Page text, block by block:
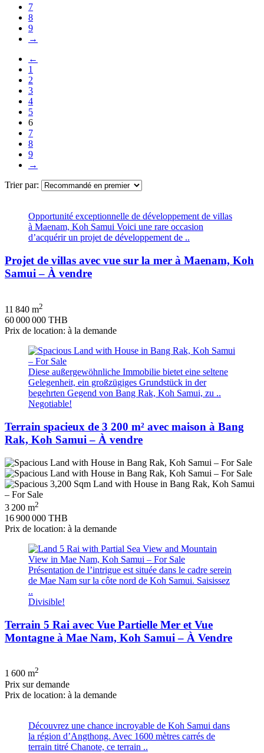
7
8
9
→
←
1
2
3
4
5
6
7
8
9
→
Trier par:
Opportunité exceptionnelle de développement de villas
à Maenam, Koh Samui Voici une rare occasion
d’acquérir un projet de développement de ..
Projet de villas avec vue sur la mer à Maenam, Koh
Samui – À vendre
11 840 m2
60 000 000 THB
Prix de location: à la demande
Diese außergewöhnliche Immobilie bietet eine seltene
Gelegenheit, ein großzügiges Grundstück in der
begehrten Gegend von Bang Rak, Koh Samui, zu ..
Negotiable!
Terrain spacieux de 3 200 m² avec maison à Bang
Rak, Koh Samui – À vendre
3 200 m2
16 900 000 THB
Prix de location: à la demande
Présentation de l’intrigue est située dans le cadre serein
de Mae Nam sur la côte nord de Koh Samui. Saisissez
..
Divisible!
Terrain 5 Rai avec Vue Partielle Mer et Vue
Montagne à Mae Nam, Koh Samui – À Vendre
1 600 m2
Prix ​​sur demande
Prix de location: à la demande
Découvrez une chance incroyable de Koh Samui dans
la région d’Angthong. Avec 1600 mètres carrés de
terrain titré Chanote, ce terrain ..